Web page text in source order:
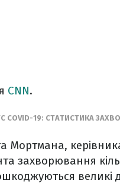
CNN.
19: СТАТИСТИКА
Мортмана,
захворювання
великі